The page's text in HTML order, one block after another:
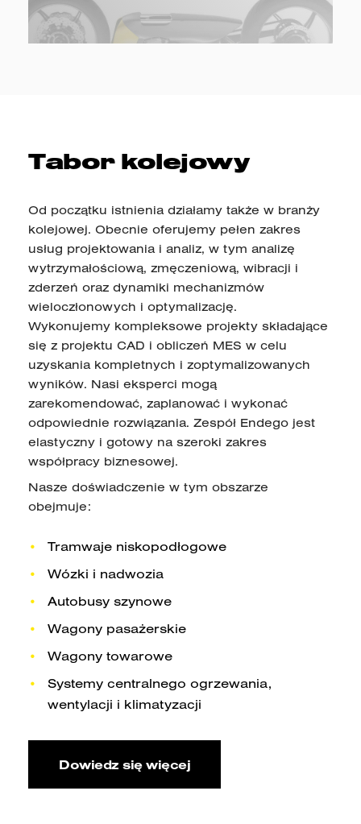
Tabor kolejowy
Od początku istnienia działamy także w branży
kolejowej. Obecnie oferujemy pełen zakres
usług projektowania i analiz, w tym analizę
wytrzymałościową, zmęczeniową, wibracji i
zderzeń oraz dynamiki mechanizmów
wieloczłonowych i optymalizację.
Wykonujemy kompleksowe projekty składające
się z projektu CAD i obliczeń MES w celu
uzyskania kompletnych i zoptymalizowanych
wyników. Nasi eksperci mogą
zarekomendować, zaplanować i wykonać
odpowiednie rozwiązania. Zespół Endego jest
elastyczny i gotowy na szeroki zakres
współpracy biznesowej.
Nasze doświadczenie w tym obszarze
obejmuje:
Tramwaje niskopodłogowe
Wózki i nadwozia
Autobusy szynowe
Wagony pasażerskie
Wagony towarowe
Systemy centralnego ogrzewania,
wentylacji i klimatyzacji
Dowiedz się więcej